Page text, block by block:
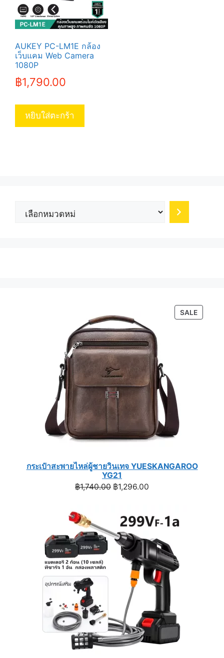
AUKEY PC-LM1E กล้อง
เว็บแคม Web Camera
1080P
฿1,790.00
หยิบใส่ตะกร้า
หมวด
SALE
ON
กระเป๋าสะพายไหล่ผู้ชายวินเทจ YUESKANGAROO
YG21
฿1,740.00 Original
฿1,740.00.
฿1,296.00
฿1,296.00.